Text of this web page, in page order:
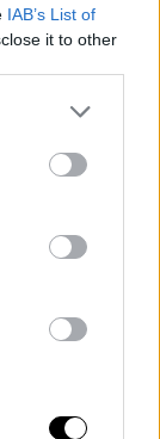
IAB’s List of
it to other
Google
may click to
tags to
Google